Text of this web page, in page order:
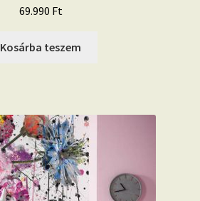
69.990 Ft
Kosárba teszem